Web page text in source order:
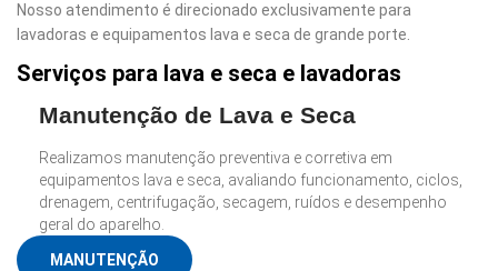
Nosso atendimento é direcionado exclusivamente para
lavadoras e equipamentos lava e seca de grande porte.
Serviços para lava e seca e lavadoras
Manutenção de Lava e Seca
Realizamos manutenção preventiva e corretiva em
equipamentos lava e seca, avaliando funcionamento, ciclos,
drenagem, centrifugação, secagem, ruídos e desempenho
geral do aparelho.
MANUTENÇÃO